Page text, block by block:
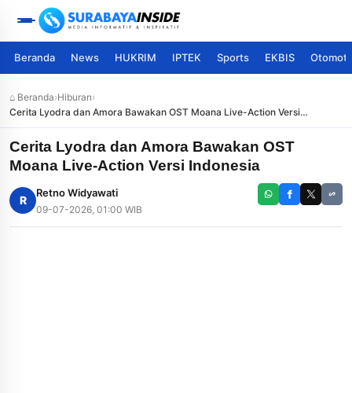
Beranda News HUKRIM IPTEK Sports EKBIS
⌂ Beranda›Hiburan›
Cerita Lyodra dan Amora Bawakan OST Moana Live-Action Versi
Indonesia
Cerita Lyodra dan Amora Bawakan OST
Moana Live-Action Versi Indonesia
R
Retno Widyawati
09-07-2026, 01:00 WIB